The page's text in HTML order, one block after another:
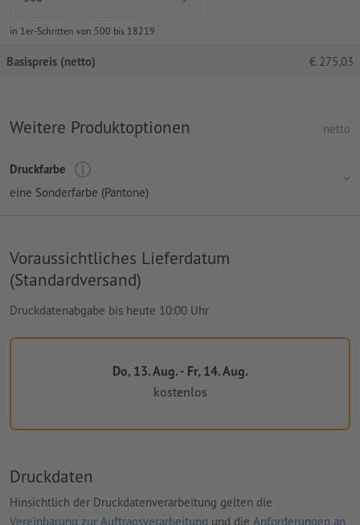
in 1er-Schritten von 500 bis 18219
Basispreis (netto) € 275,03
Weitere Produktoptionen netto
Druckfarbe
eine Sonderfarbe (Pantone)
Voraussichtliches Lieferdatum
(Standardversand)
Druckdatenabgabe bis heute 10:00 Uhr
Do, 13. Aug. - Fr, 14. Aug.
kostenlos
Druckdaten
Hinsichtlich der Druckdatenverarbeitung gelten die
Vereinbarung zur Auftragsverarbeitung und die Anforderungen an